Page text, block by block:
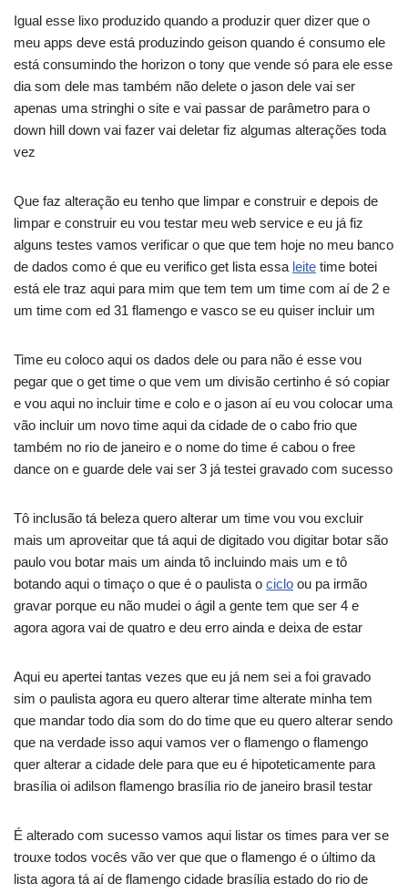
Igual esse lixo produzido quando a produzir quer dizer que o
meu apps deve está produzindo geison quando é consumo ele
está consumindo the horizon o tony que vende só para ele esse
dia som dele mas também não delete o jason dele vai ser
apenas uma stringhi o site e vai passar de parâmetro para o
down hill down vai fazer vai deletar fiz algumas alterações toda
vez
Que faz alteração eu tenho que limpar e construir e depois de
limpar e construir eu vou testar meu web service e eu já fiz
alguns testes vamos verificar o que que tem hoje no meu banco
de dados como é que eu verifico get lista essa leite time botei
está ele traz aqui para mim que tem tem um time com aí de 2 e
um time com ed 31 flamengo e vasco se eu quiser incluir um
Time eu coloco aqui os dados dele ou para não é esse vou
pegar que o get time o que vem um divisão certinho é só copiar
e vou aqui no incluir time e colo e o jason aí eu vou colocar uma
vão incluir um novo time aqui da cidade de o cabo frio que
também no rio de janeiro e o nome do time é cabou o free
dance on e guarde dele vai ser 3 já testei gravado com sucesso
Tô inclusão tá beleza quero alterar um time vou vou excluir
mais um aproveitar que tá aqui de digitado vou digitar botar são
paulo vou botar mais um ainda tô incluindo mais um e tô
botando aqui o timaço o que é o paulista o ciclo ou pa irmão
gravar porque eu não mudei o ágil a gente tem que ser 4 e
agora agora vai de quatro e deu erro ainda e deixa de estar
Aqui eu apertei tantas vezes que eu já nem sei a foi gravado
sim o paulista agora eu quero alterar time alterate minha tem
que mandar todo dia som do do time que eu quero alterar sendo
que na verdade isso aqui vamos ver o flamengo o flamengo
quer alterar a cidade dele para que eu é hipoteticamente para
brasília oi adilson flamengo brasília rio de janeiro brasil testar
É alterado com sucesso vamos aqui listar os times para ver se
trouxe todos vocês vão ver que que o flamengo é o último da
lista agora tá aí de flamengo cidade brasília estado do rio de